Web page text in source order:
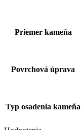
Priemer kameňa
Povrchová úprava
Typ osadenia kameňa